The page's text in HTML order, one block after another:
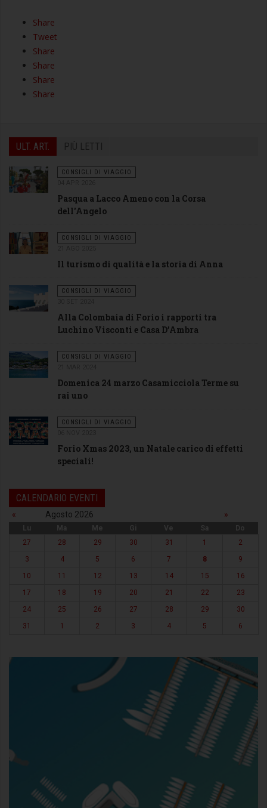
Share
Tweet
Share
Share
Share
Share
ULT. ART. PIÙ LETTI
CONSIGLI DI VIAGGIO
Pasqua a Lacco Ameno con la Corsa
dell'Angelo
CONSIGLI DI VIAGGIO
Il turismo di qualità e la storia di Anna
CONSIGLI DI VIAGGIO
Alla Colombaia di Forio i rapporti tra
Luchino Visconti e Casa D’Ambra
CONSIGLI DI VIAGGIO
Domenica 24 marzo Casamicciola Terme su
rai uno
CONSIGLI DI VIAGGIO
Forio Xmas 2023, un Natale carico di effetti
speciali!
CALENDARIO EVENTI
« Agosto 2026 »
Lu Ma Me Gi Ve Sa
Do
27
28 29 30 31 1
2
3
4 5 6 7 8
9
10
11 12 13 14 15
16
17
18 19 20 21 22
23
24
25 26 27 28 29
30
31
1 2 3 4 5 6